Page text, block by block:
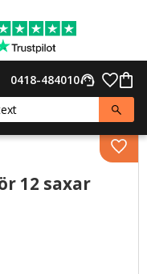
support_agent
0418-484010
12 saxar